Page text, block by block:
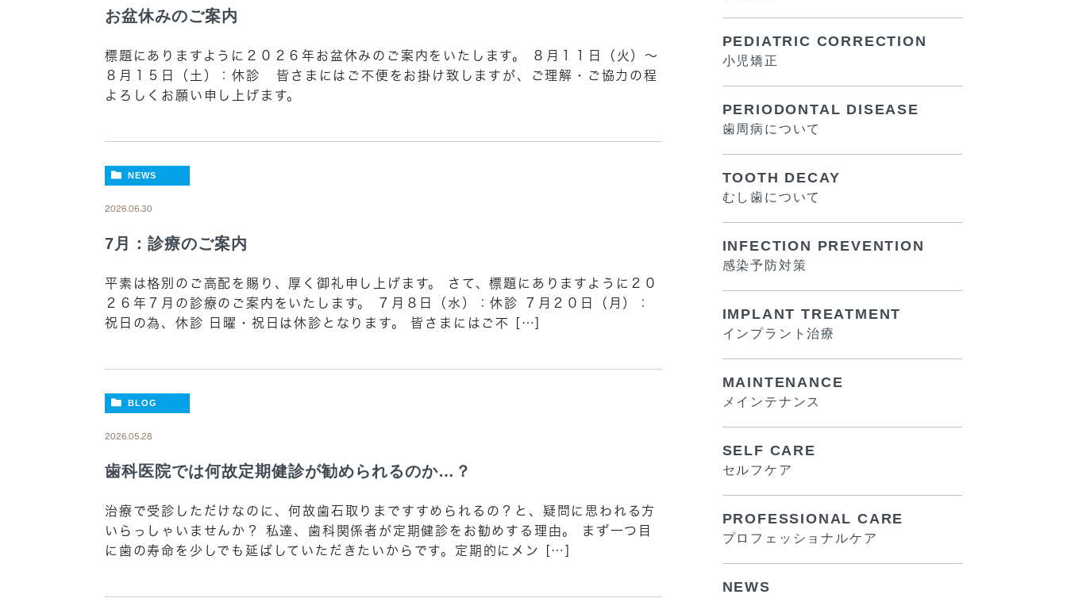
お盆休みのご案内
標題にありますように２０２６年お盆休みのご案内をいたします。 ８月１１日（火）～
８月１５日（土）：休診 皆さまにはご不便をお掛け致しますが、ご理解・ご協力の程
よろしくお願い申し上げます。
NEWS
2026.06.30
7月：診療のご案内
平素は格別のご高配を賜り、厚く御礼申し上げます。 さて、標題にありますように２０
２６年７月の診療のご案内をいたします。 ７月８日（水）：休診 ７月２０日（月）：
祝日の為、休診 日曜・祝日は休診となります。 皆さまにはご不 […]
BLOG
2026.05.28
歯科医院では何故定期健診が勧められるのか…？
治療で受診しただけなのに、何故歯石取りまですすめられるの？と、疑問に思われる方
いらっしゃいませんか？ 私達、歯科関係者が定期健診をお勧めする理由。 まず一つ目
に歯の寿命を少しでも延ばしていただきたいからです。定期的にメン […]
PEDIATRIC CORRECTION
小児矯正
PERIODONTAL DISEASE
歯周病について
TOOTH DECAY
むし歯について
INFECTION PREVENTION
感染予防対策
IMPLANT TREATMENT
インプラント治療
MAINTENANCE
メインテナンス
SELF CARE
セルフケア
PROFESSIONAL CARE
プロフェッショナルケア
NEWS